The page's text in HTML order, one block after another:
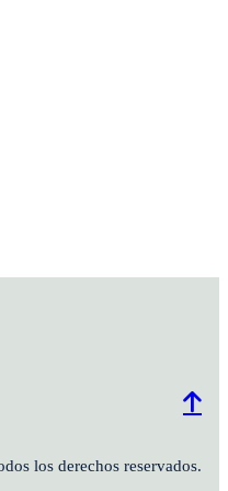
los derechos reservados.